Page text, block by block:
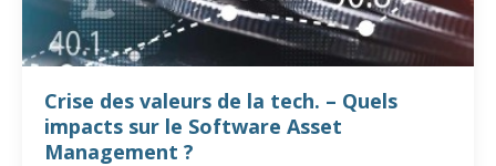
Crise des valeurs de la tech. – Quels
impacts sur le Software Asset
Management ?